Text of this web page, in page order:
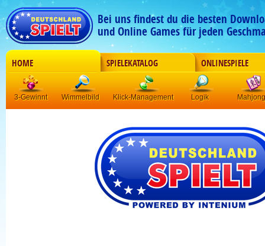
Bei uns findest du die besten
und Online Games für jeden
HOME SPIELEKATALOG ONLINESPIELE
3-Gewinnt Wimmelbild Klick-Management Logik Mahjong